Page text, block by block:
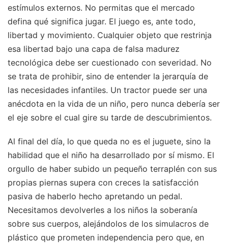
estímulos externos. No permitas que el mercado
defina qué significa jugar. El juego es, ante todo,
libertad y movimiento. Cualquier objeto que restrinja
esa libertad bajo una capa de falsa madurez
tecnológica debe ser cuestionado con severidad. No
se trata de prohibir, sino de entender la jerarquía de
las necesidades infantiles. Un tractor puede ser una
anécdota en la vida de un niño, pero nunca debería ser
el eje sobre el cual gire su tarde de descubrimientos.
Al final del día, lo que queda no es el juguete, sino la
habilidad que el niño ha desarrollado por sí mismo. El
orgullo de haber subido un pequeño terraplén con sus
propias piernas supera con creces la satisfacción
pasiva de haberlo hecho apretando un pedal.
Necesitamos devolverles a los niños la soberanía
sobre sus cuerpos, alejándolos de los simulacros de
plástico que prometen independencia pero que, en